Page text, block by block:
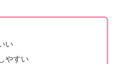
い
やすい